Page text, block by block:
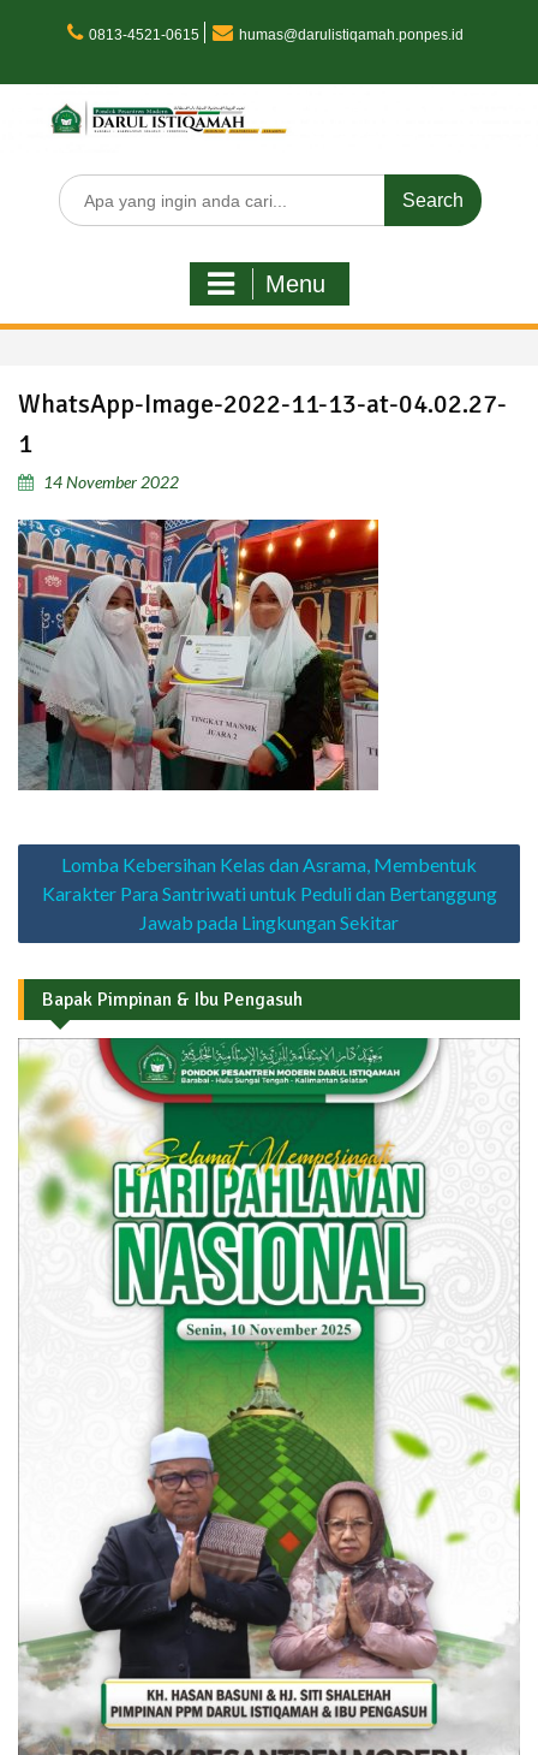
0813-4521-0615 humas@darulistiqamah.ponpes.id
Search
for:
Menu
WhatsApp-Image-2022-11-13-at-04.02.27-
1
14 November 2022
Navigasi
pos
Lomba Kebersihan Kelas dan Asrama, Membentuk
Karakter Para Santriwati untuk Peduli dan Bertanggung
Jawab pada Lingkungan Sekitar
Bapak Pimpinan & Ibu Pengasuh